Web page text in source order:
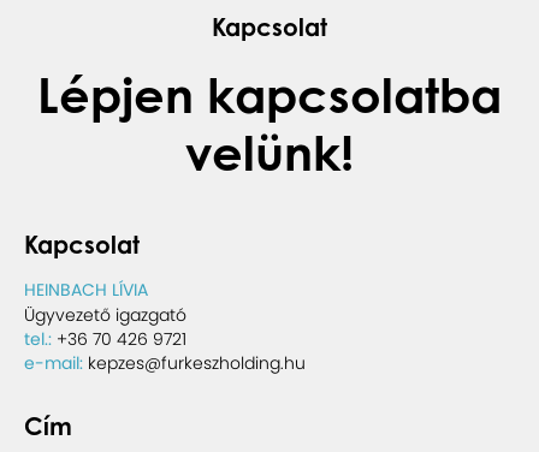
Kapcsolat
Lépjen kapcsolatba
velünk!
Kapcsolat
HEINBACH LÍVIA
Ügyvezető igazgató
tel.: +36 70 426 9721
e-mail: kepzes@furkeszholding.hu
Cím